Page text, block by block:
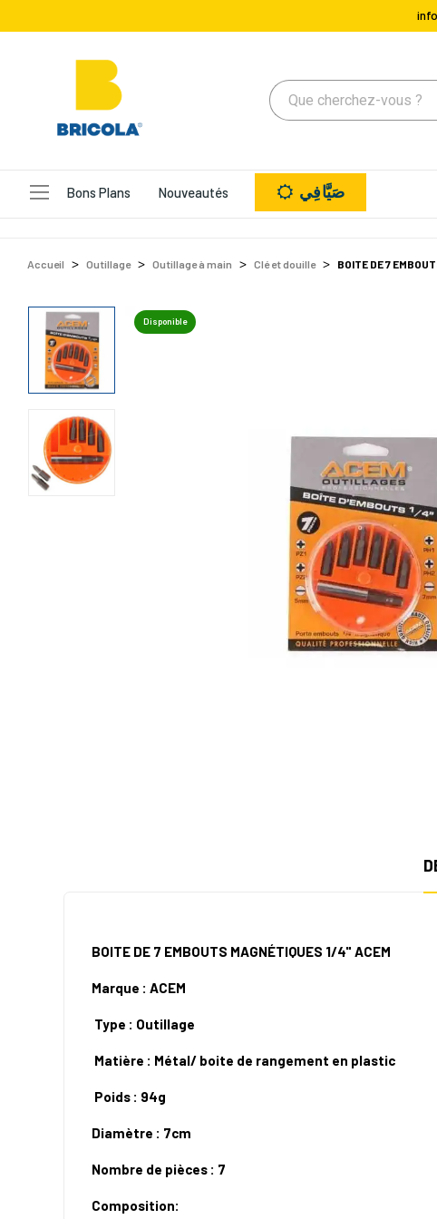
Bons Plans Nouveautés صَيَّافِي
Accueil Outillage Outillage à main Clé et douille BOITE DE 7
Disponible
BOITE DE 7 EMBOUTS MAGNÉTIQUES 1/4" ACEM
Marque : ACEM
Type : Outillage
Matière : Métal/ boite de rangement en plastic
Poids : 94g
Diamètre : 7cm
Nombre de pièces : 7
Composition: